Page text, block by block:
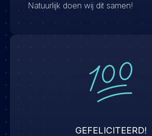
Natuurlijk doen wij dit samen!
GEFELICITEERD!